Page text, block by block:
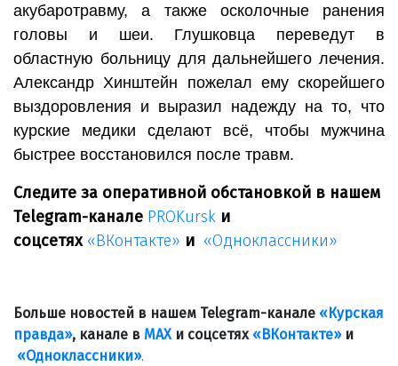
акубаротравму, а также осколочные ранения
головы и шеи. Глушковца переведут в
областную больницу для дальнейшего лечения.
Александр Хинштейн пожелал ему скорейшего
выздоровления и выразил надежду на то, что
курские медики сделают всё, чтобы мужчина
быстрее восстановился после травм.
Следите за оперативной обстановкой в нашем
Telegram-канале PROKursk и
соцсетях «ВКонтакте» и «Одноклассники»
Больше новостей в нашем Telegram-канале «Курская
правда», канале в МАХи соцсетях «ВКонтакте»и
«Одноклассники».